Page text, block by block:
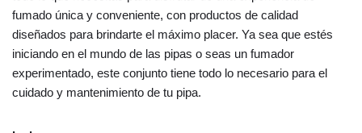
fumado única y conveniente, con productos de calidad
diseñados para brindarte el máximo placer. Ya sea que estés
iniciando en el mundo de las pipas o seas un fumador
experimentado, este conjunto tiene todo lo necesario para el
cuidado y mantenimiento de tu pipa.